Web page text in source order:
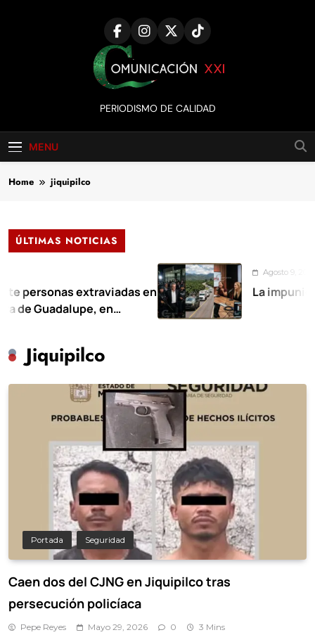
Comunicación
XXI
PERIODISMO DE CALIDAD
MENU
Home jiquipilco
ÚLTIMAS NOTICIAS
extraviadas en
en
Agosto 9, 2026
La impunidad
Jiquipilco
Portada Seguridad
Caen dos del CJNG en Jiquipilco tras
persecución policíaca
Pepe Reyes Mayo 29, 2026 0 3 Mins